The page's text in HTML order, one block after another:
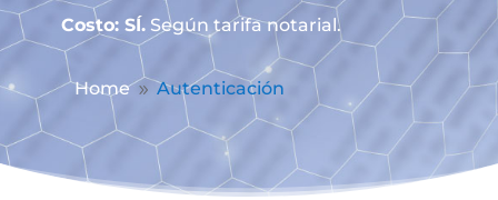
Costo: SÍ.Según tarifa notarial.
Home 9 Autenticación